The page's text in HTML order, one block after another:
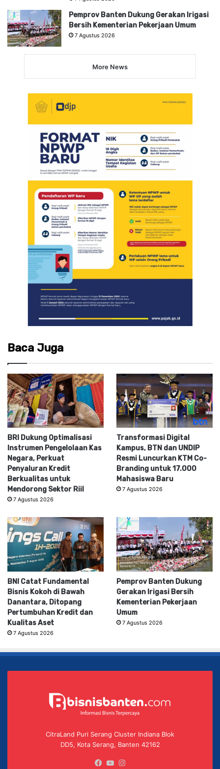
Pemprov Banten Dukung Gerakan Irigasi
Bersih Kementerian Pekerjaan Umum
7 Agustus 2026
More News
Baca Juga
BRI Dukung Optimalisasi
Instrumen Pengelolaan Kas
Negara, Perkuat
Penyaluran Kredit
Berkualitas untuk
Mendorong Sektor Riil
7 Agustus 2026
Transformasi Digital
Kampus, BTN dan UNDIP
Resmi Luncurkan KTM Co-
Branding untuk 17.000
Mahasiswa Baru
7 Agustus 2026
BNI Catat Fundamental
Bisnis Kokoh di Bawah
Danantara, Ditopang
Pertumbuhan Kredit dan
Kualitas Aset
7 Agustus 2026
Pemprov Banten Dukung
Gerakan Irigasi Bersih
Kementerian Pekerjaan
Umum
7 Agustus 2026
CitraLand Puri Serang Cluster Indiana Blok
DD5, Kota Serang, Banten 42162
Facebook
YouTube